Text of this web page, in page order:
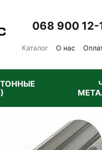
068 900 12-
Каталог О нас